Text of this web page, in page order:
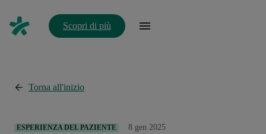
Scopri di più
Torna all'inizio
ESPERIENZA DEL PAZIENTE 8 gen 2025